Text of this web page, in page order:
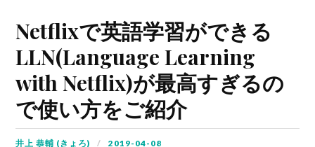
Netflixで英語学習ができる
LLN(Language Learning
with Netflix)が最高すぎるの
で使い方をご紹介
井上 恭輔 (きょろ) 2019-04-08